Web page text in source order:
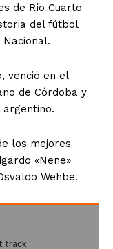
de Río Cuarto
del fútbol
venció en el
de Córdoba y
los mejores
«Nene»
Wehbe.